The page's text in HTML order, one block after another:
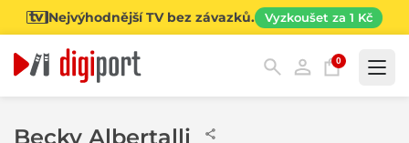
Nejvýhodnější TV bez závazků. Vyzkoušet za 1 Kč
0
Becky Albertalli